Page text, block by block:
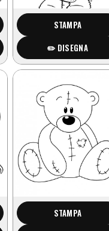
STAMPA
✏️ DISEGNA
STAMPA